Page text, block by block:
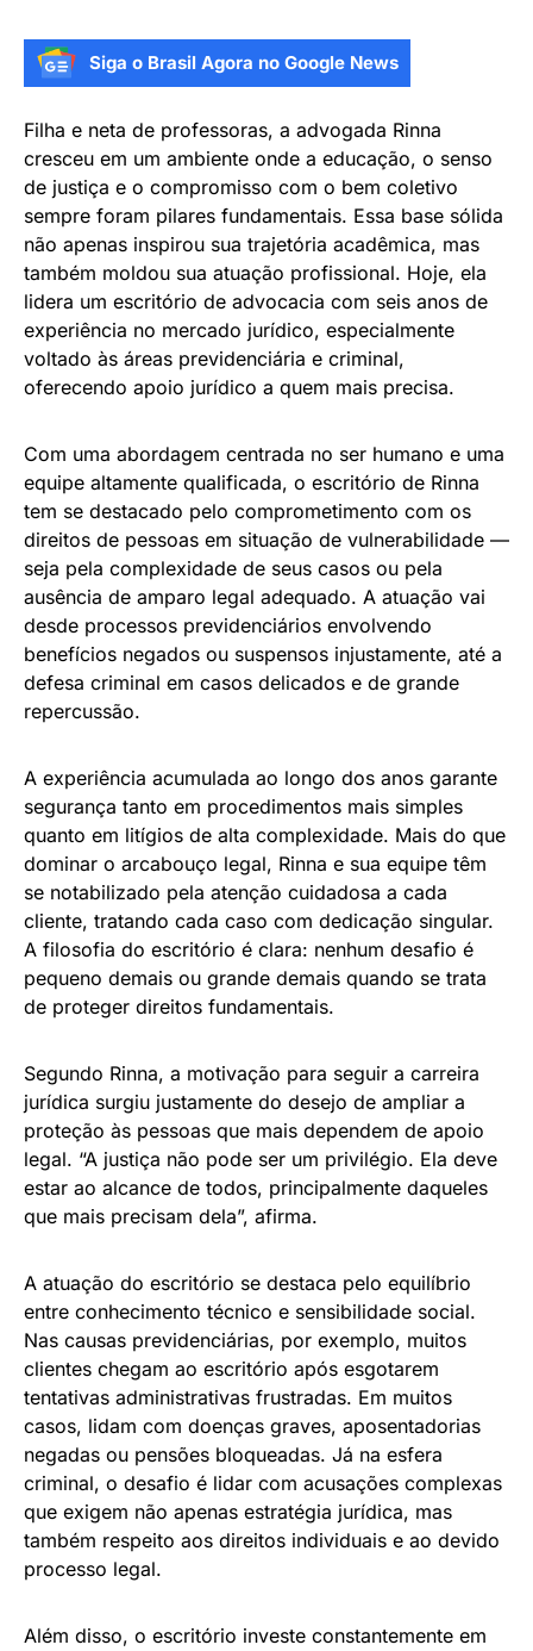
Siga o Brasil Agora no Google News
Filha e neta de professoras, a advogada Rinna
cresceu em um ambiente onde a educação, o senso
de justiça e o compromisso com o bem coletivo
sempre foram pilares fundamentais. Essa base sólida
não apenas inspirou sua trajetória acadêmica, mas
também moldou sua atuação profissional. Hoje, ela
lidera um escritório de advocacia com seis anos de
experiência no mercado jurídico, especialmente
voltado às áreas previdenciária e criminal,
oferecendo apoio jurídico a quem mais precisa.
Com uma abordagem centrada no ser humano e uma
equipe altamente qualificada, o escritório de Rinna
tem se destacado pelo comprometimento com os
direitos de pessoas em situação de vulnerabilidade —
seja pela complexidade de seus casos ou pela
ausência de amparo legal adequado. A atuação vai
desde processos previdenciários envolvendo
benefícios negados ou suspensos injustamente, até a
defesa criminal em casos delicados e de grande
repercussão.
A experiência acumulada ao longo dos anos garante
segurança tanto em procedimentos mais simples
quanto em litígios de alta complexidade. Mais do que
dominar o arcabouço legal, Rinna e sua equipe têm
se notabilizado pela atenção cuidadosa a cada
cliente, tratando cada caso com dedicação singular.
A filosofia do escritório é clara: nenhum desafio é
pequeno demais ou grande demais quando se trata
de proteger direitos fundamentais.
Segundo Rinna, a motivação para seguir a carreira
jurídica surgiu justamente do desejo de ampliar a
proteção às pessoas que mais dependem de apoio
legal. “A justiça não pode ser um privilégio. Ela deve
estar ao alcance de todos, principalmente daqueles
que mais precisam dela”, afirma.
A atuação do escritório se destaca pelo equilíbrio
entre conhecimento técnico e sensibilidade social.
Nas causas previdenciárias, por exemplo, muitos
clientes chegam ao escritório após esgotarem
tentativas administrativas frustradas. Em muitos
casos, lidam com doenças graves, aposentadorias
negadas ou pensões bloqueadas. Já na esfera
criminal, o desafio é lidar com acusações complexas
que exigem não apenas estratégia jurídica, mas
também respeito aos direitos individuais e ao devido
processo legal.
Além disso, o escritório investe constantemente em